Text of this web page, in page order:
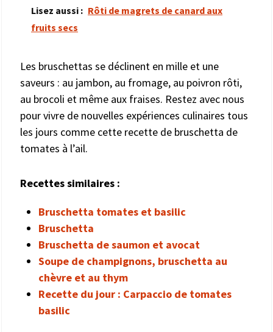
Lisez aussi : Rôti de magrets de canard aux
fruits secs
Les bruschettas se déclinent en mille et une
saveurs : au jambon, au fromage, au poivron rôti,
au brocoli et même aux fraises. Restez avec nous
pour vivre de nouvelles expériences culinaires tous
les jours comme cette recette de bruschetta de
tomates à l’ail.
Recettes similaires :
Bruschetta tomates et basilic
Bruschetta
Bruschetta de saumon et avocat
Soupe de champignons, bruschetta au
chèvre et au thym
Recette du jour : Carpaccio de tomates
basilic